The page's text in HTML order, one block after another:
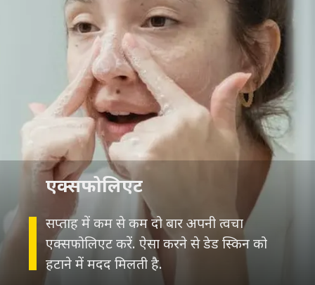
सप्ताह में कम से कम दो बार अपनी त्वचा
एक्सफोलिएट करें. ऐसा करने से डेड स्किन को
हटाने में मदद मिलती है.
एक्सफोलिएट